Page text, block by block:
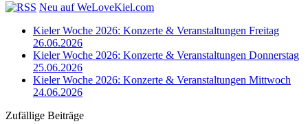
Neu auf WeLoveKiel.com
Kieler Woche 2026: Konzerte & Veranstaltungen Freitag
26.06.2026
Kieler Woche 2026: Konzerte & Veranstaltungen Donnerstag
25.06.2026
Kieler Woche 2026: Konzerte & Veranstaltungen Mittwoch
24.06.2026
Zufällige Beiträge